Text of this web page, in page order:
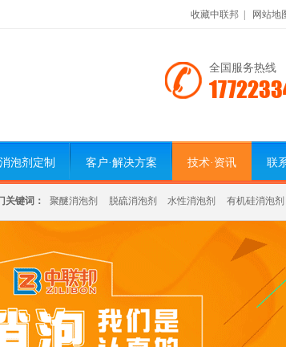
收藏中联邦 网站地
全国服务热线
消泡剂定制 客户·解决方案 技术·资讯 联
关键词： 聚醚消泡剂 脱硫消泡剂 水性消泡剂 有机硅消泡剂